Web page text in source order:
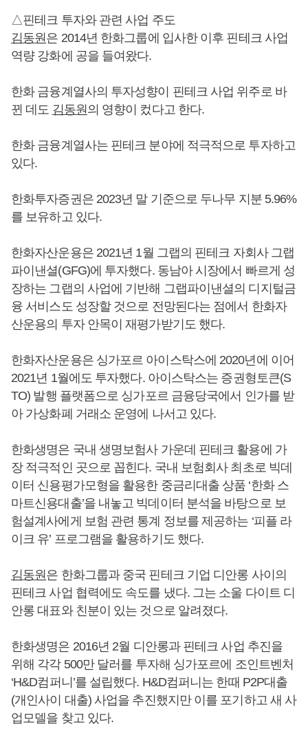
△핀테크 투자와 관련 사업 주도
김동원은 2014년 한화그룹에 입사한 이후 핀테크 사업
역량 강화에 공을 들여왔다.
한화 금융계열사의 투자성향이 핀테크 사업 위주로 바
뀐 데도 김동원의 영향이 컸다고 한다.
한화 금융계열사는 핀테크 분야에 적극적으로 투자하고
있다.
한화투자증권은 2023년 말 기준으로 두나무 지분 5.96%
를 보유하고 있다.
한화자산운용은 2021년 1월 그랩의 핀테크 자회사 그랩
파이낸셜(GFG)에 투자했다. 동남아 시장에서 빠르게 성
장하는 그랩의 사업에 기반해 그랩파이낸셜의 디지털금
융 서비스도 성장할 것으로 전망된다는 점에서 한화자
산운용의 투자 안목이 재평가받기도 했다.
한화자산운용은 싱가포르 아이스탁스에 2020년에 이어
2021년 1월에도 투자했다. 아이스탁스는 증권형토큰(S
TO) 발행 플랫폼으로 싱가포르 금융당국에서 인가를 받
아 가상화폐 거래소 운영에 나서고 있다.
한화생명은 국내 생명보험사 가운데 핀테크 활용에 가
장 적극적인 곳으로 꼽힌다. 국내 보험회사 최초로 빅데
이터 신용평가모형을 활용한 중금리대출 상품 ‘한화 스
마트신용대출’을 내놓고 빅데이터 분석을 바탕으로 보
험설계사에게 보험 관련 통계 정보를 제공하는 ‘피플 라
이크 유’ 프로그램을 활용하기도 했다.
김동원은 한화그룹과 중국 핀테크 기업 디안롱 사이의
핀테크 사업 협력에도 속도를 냈다. 그는 소울 다이트 디
안롱 대표와 친분이 있는 것으로 알려졌다.
한화생명은 2016년 2월 디안롱과 핀테크 사업 추진을
위해 각각 500만 달러를 투자해 싱가포르에 조인트벤처
‘H&D컴퍼니’를 설립했다. H&D컴퍼니는 한때 P2P대출
(개인사이 대출) 사업을 추진했지만 이를 포기하고 새 사
업모델을 찾고 있다.